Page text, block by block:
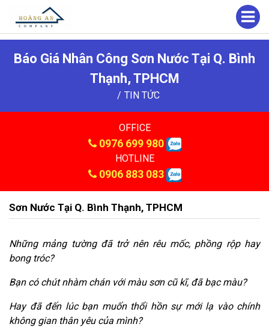
Báo Giá Nhân Công Sơn Nước Tại Q. Bình
Thạnh, TPHCM
TIN TỨC
OFFICE
0976 699 980
HOTLINE
0906 883 083
Sơn Nước Tại Q. Bình Thạnh, TPHCM
Những mảng tường đã trở nên rêu mốc, phồng rộp hay
bong tróc?
Bạn có chút nhàm chán với màu sơn cũ kĩ, đã bạc màu?
Hay đã đến lúc bạn muốn thổi hồn sự mới lạ vào chính
không gian thân yêu của mình?